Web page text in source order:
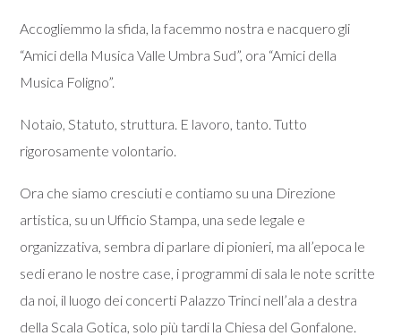
Accogliemmo la sfida, la facemmo nostra e nacquero gli
“Amici della Musica Valle Umbra Sud”, ora “Amici della
Musica Foligno”.
Notaio, Statuto, struttura. E lavoro, tanto. Tutto
rigorosamente volontario.
Ora che siamo cresciuti e contiamo su una Direzione
artistica, su un Ufficio Stampa, una sede legale e
organizzativa, sembra di parlare di pionieri, ma all’epoca le
sedi erano le nostre case, i programmi di sala le note scritte
da noi, il luogo dei concerti Palazzo Trinci nell’ala a destra
della Scala Gotica, solo più tardi la Chiesa del Gonfalone.